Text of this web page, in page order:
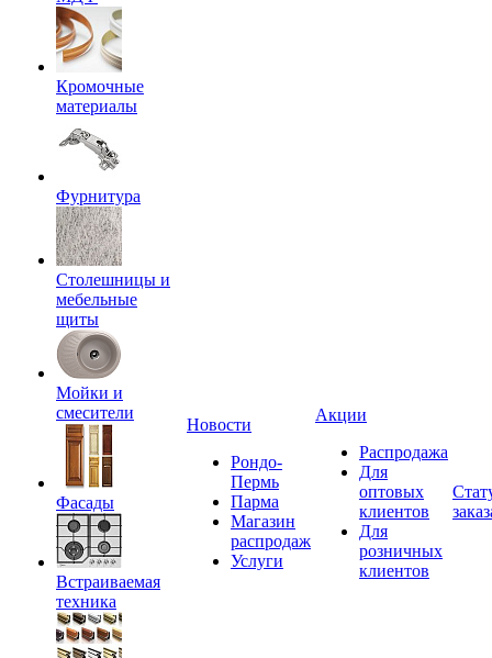
Кромочные
материалы
Фурнитура
Столешницы и
мебельные
щиты
Мойки и
смесители
Фасады
Встраиваемая
техника
Новости
Рондо-
Пермь
Парма
Магазин
распродаж
Услуги
Акции
Распродажа
Для
оптовых
клиентов
Для
розничных
клиентов